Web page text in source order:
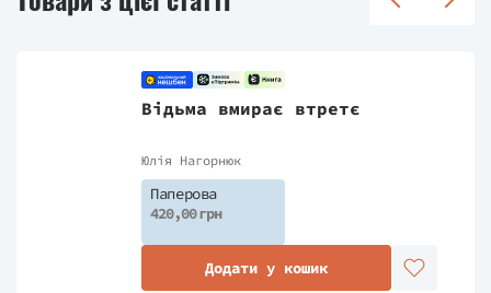
Відьма вмирає втретє
Юлія Нагорнюк
Паперова
420,00 грн
Додати у кошик